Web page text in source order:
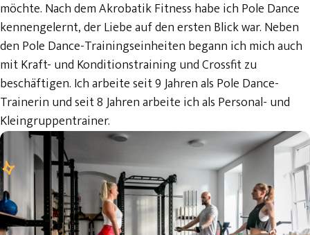
möchte. Nach dem Akrobatik Fitness habe ich Pole Dance
kennengelernt, der Liebe auf den ersten Blick war. Neben
den Pole Dance-Trainingseinheiten begann ich mich auch
mit Kraft- und Konditionstraining und Crossfit zu
beschäftigen. Ich arbeite seit 9 Jahren als Pole Dance-
Trainerin und seit 8 Jahren arbeite ich als Personal- und
Kleingruppentrainer.